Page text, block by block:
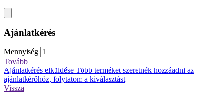
Ajánlatkérés
Mennyiség
Tovább
Ajánlatkérés elküldése Több terméket szeretnék hozzáadni az
ajánlatkérőhöz, folytatom a kiválasztást
Vissza